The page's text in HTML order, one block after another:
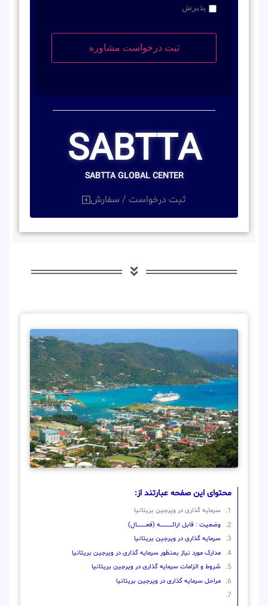
پذیرش
SABTTA
SABTTA GLOBAL CENTER
ثبت درخواست / سفارش
محتوای این صفحه عبارتند از:
سرمایه گذاری در ویرجین بریتانیا
وضعیت : قابل ارائــــــــــــــــــــه (فعـــــــــــــــال)
سرمایه گذاری در ویرجین بریتانیا
مدارک مورد نیاز بمنظور سرمایه گذاری در ویرجین بریتانیا
شروط و الزامات سرمایه گذاری در ویرجین بریتانیا
مراحل سرمایه گذاری در ویرجین بریتانیا